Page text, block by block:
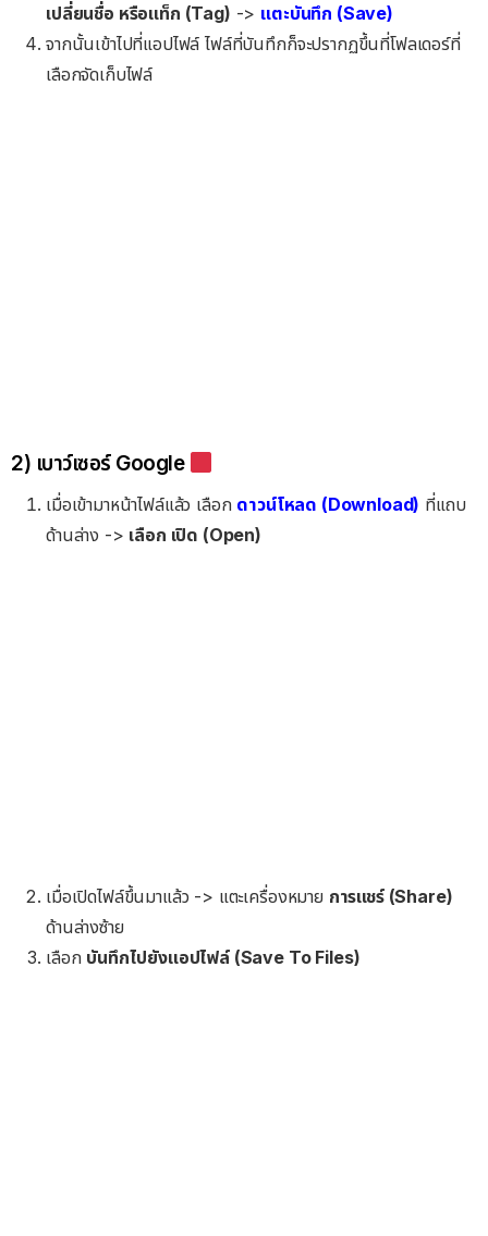
เปลี่ยนชื่อ หรือแท็ก (Tag) -> แตะบันทึก (Save)
จากนั้นเข้าไปที่แอปไฟล์ ไฟล์ที่บันทึกก็จะปรากฏขึ้นที่โฟลเดอร์ที่
เลือกจัดเก็บไฟล์
2) เบาว์เซอร์ Google
เมื่อเข้ามาหน้าไฟล์แล้ว เลือก ดาวน์โหลด (Download) ที่แถบ
ด้านล่าง -> เลือก เปิด (Open)
เมื่อเปิดไฟล์ขึ้นมาแล้ว -> แตะเครื่องหมาย การแชร์ (Share)
ด้านล่างซ้าย
เลือก บันทึกไปยังแอปไฟล์ (Save To Files)